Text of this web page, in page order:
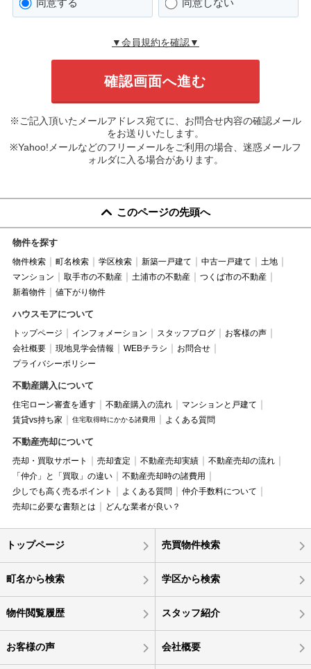
▼会員規約を確認▼
※ご記入頂いたメールアドレス宛てに、お問合せ内容の確認メール
をお送りいたします。
※Yahoo!メールなどのフリーメールをご利用の場合、迷惑メールフ
ォルダに入る場合があります。
このページの先頭へ
物件を探す
物件検索 町名検索 学区検索 新築一戸建て 中古一戸建て
土地
マンション
取手市の不動産 土浦市の不動産
つくば市の不動産
新着物件
値下がり物件
ハウスモアについて
トップページ インフォメーション スタッフブログ
お客様の声
会社概要
現地見学会情報 WEBチラシ
お問合せ
プライバシーポリシー
不動産購入について
住宅ローン審査を通す 不動産購入の流れ
マンションと戸建て
賃貸vs持ち家
住宅取得時にかかる諸費用 よくある質問
不動産売却について
売却・買取サポート 売却査定 不動産売却実績
不動産売却の流れ
「仲介」と「買取」の違い
不動産売却時の諸費用
少しでも高く売るポイント
よくある質問
仲介手数料について
売却に必要な書類とは
どんな業者が良い？
トップページ 売買物件検索
町名から検索 学区から検索
物件閲覧履歴 スタッフ紹介
お客様の声 会社概要